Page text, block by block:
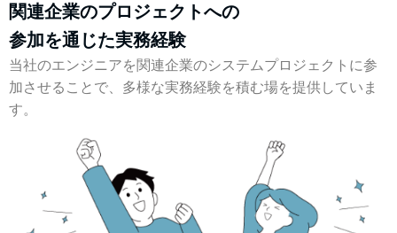
関連企業のプロジェクトへの
参加を通じた実務経験
当社のエンジニアを関連企業のシステムプロジェクトに参
加させることで、多様な実務経験を積む場を提供していま
す。